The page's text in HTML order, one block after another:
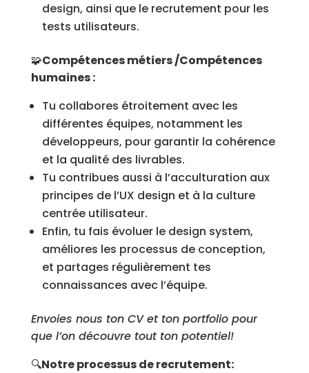
design, ainsi que le recrutement pour les
tests utilisateurs.
🧩Compétences métiers /Compétences
humaines :
Tu collabores étroitement avec les
différentes équipes, notamment les
développeurs, pour garantir la cohérence
et la qualité des livrables.
Tu contribues aussi à l’acculturation aux
principes de l’UX design et à la culture
centrée utilisateur.
Enfin, tu fais évoluer le design system,
améliores les processus de conception,
et partages régulièrement tes
connaissances avec l’équipe.
Envoies nous ton CV et ton portfolio pour
que l’on découvre tout ton potentiel!
🔍Notre processus de recrutement: